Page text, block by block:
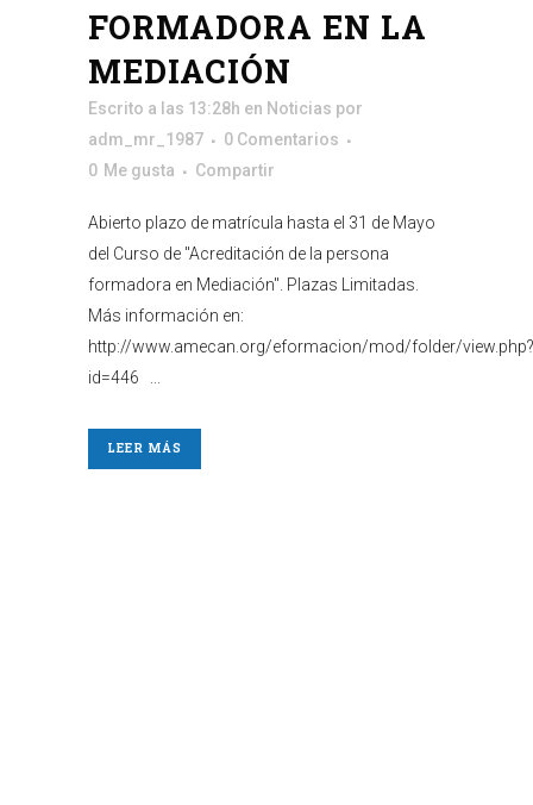
FORMADORA EN LA
MEDIACIÓN
Escrito a las 13:28h en Noticias por
adm_mr_1987
0 Comentarios
0 Me gusta Compartir
Abierto plazo de matrícula hasta el 31 de Mayo
del Curso de "Acreditación de la persona
formadora en Mediación". Plazas Limitadas.
Más información en:
http://www.amecan.org/eformacion/mod/folder/view.php?
id=446 ...
LEER MÁS